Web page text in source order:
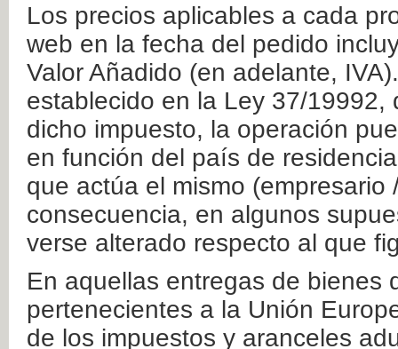
Los precios aplicables a cada
web en la fecha del pedido
Valor Añadido (en adelante,
establecido en la Ley 37/
dicho impuesto, la operación
en función del país de
que actúa el mismo
consecuencia, en algunos
verse alterado respecto al que
En aquellas entregas de bienes
pertenecientes a la Unión
de los impuestos y aranceles